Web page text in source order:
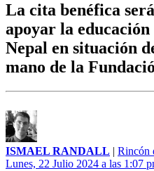
La cita benéfica
apoyar la educación
Nepal en situación
mano de la
ISMAEL RANDALL | Rincón
Lunes, 22 Julio 2024 a las 1:07